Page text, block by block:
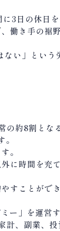
に3 日の休日
働き手の裾
い」とい
の約8割とな
。
に時間を充
すことがで
ー」を運営
計、副業、